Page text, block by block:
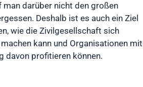
darüber nicht den großen
Deshalb ist es auch ein Ziel
wie die Zivilgesellschaft sich
kann und Organisationen mit
davon profitieren können.